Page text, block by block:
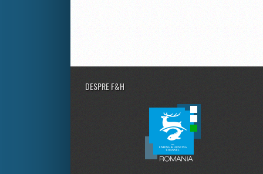
DESPRE F&H